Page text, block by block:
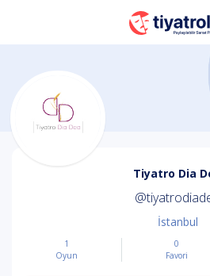
Tiyatro Dia
İstanbul
1
Oyun
0
Favori